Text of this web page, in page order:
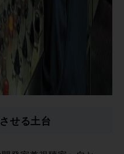
せる土台